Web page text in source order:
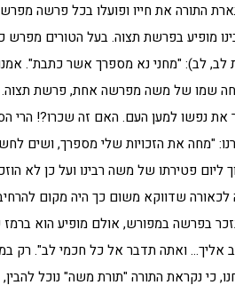
התורה את חייו ופועלו בכל פרשה
מופיע בפרשת תצוה. בעל הטורים
לב): "מחני נא מספרך אשר כתבת".
שמו של משה מפרשה אחת, פרשת תצוה.
נפשו למען העם. האם זה שכרו?! הרי
"מחה את הזכויות שלי מספרך, ושים
פטירתו של משה רבינו ועל כן לא
שדווקא משום כך היה מקום
בפרשה במפורש, אולם מופיע הוא
ואתה תדבר אל כל חכמי לב". רק
כי נקראת התורה "תורת משה" נוכל